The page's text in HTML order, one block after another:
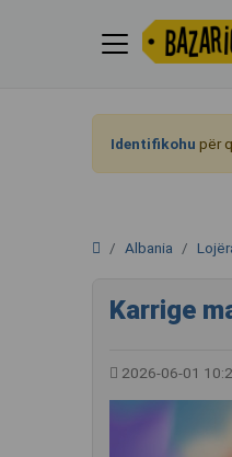
Identifikohu për
Albania
Karrige
2026-06-01